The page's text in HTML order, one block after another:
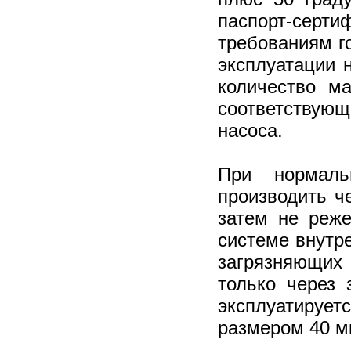
паспорт-
требованиям
эксплуатации
количество
насоса.
При
производить
затем не
системе
только через
размером 40